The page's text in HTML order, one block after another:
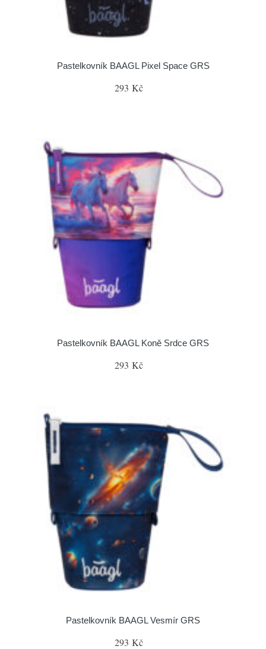
Pastelkovník BAAGL Pixel Space GRS
293 Kč
Pastelkovník BAAGL Koně Srdce GRS
293 Kč
Pastelkovník BAAGL Vesmír GRS
293 Kč